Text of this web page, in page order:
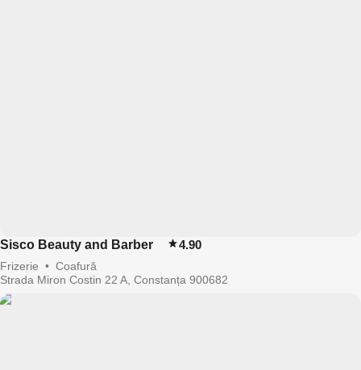
Sisco Beauty and Barber 4.90
Frizerie • Coafură
Strada Miron Costin 22 A, Constanța 900682